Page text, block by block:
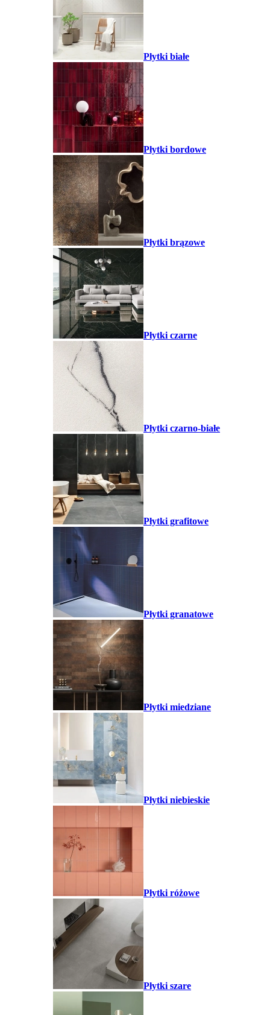
Płytki białe
Płytki bordowe
Płytki brązowe
Płytki czarne
Płytki czarno-białe
Płytki grafitowe
Płytki granatowe
Płytki miedziane
Płytki niebieskie
Płytki różowe
Płytki szare